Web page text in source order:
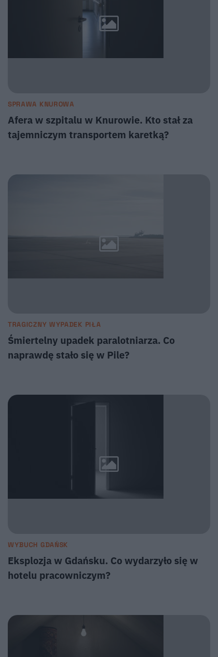
SPRAWA KNUROWA
Afera w szpitalu w Knurowie. Kto stał za
tajemniczym transportem karetką?
TRAGICZNY WYPADEK PIŁA
Śmiertelny upadek paralotniarza. Co
naprawdę stało się w Pile?
WYBUCH GDAŃSK
Eksplozja w Gdańsku. Co wydarzyło się w
hotelu pracowniczym?